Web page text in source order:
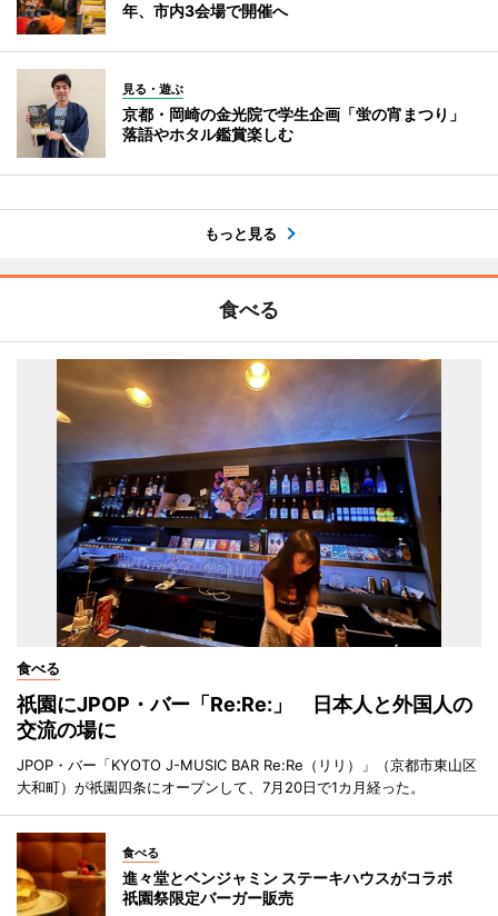
年、市内3会場で開催へ
見る・遊ぶ
京都・岡崎の金光院で学生企画「蛍の宵まつり」
落語やホタル鑑賞楽しむ
もっと見る
食べる
食べる
祇園にJPOP・バー「Re:Re:」 日本人と外国人の
交流の場に
JPOP・バー「KYOTO J-MUSIC BAR Re:Re（リリ）」（京都市東山区
大和町）が祇園四条にオープンして、7月20日で1カ月経った。
食べる
進々堂とベンジャミン ステーキハウスがコラボ
祇園祭限定バーガー販売